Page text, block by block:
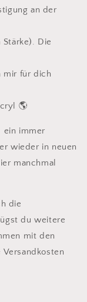
an der
Die
mir für dich
🌎
ein immer
wieder in neuen
manchmal
die
du weitere
mit den